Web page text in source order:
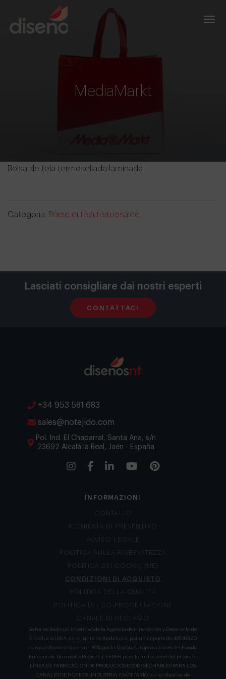
MediaMarkt
Bolsa de tela termosellada laminada
Categoría: Borse di tela termosalde
Lasciati consigliare dai nostri esperti
CONTATTACI
+34 953 581 683
sales@notejido.com
Pol. Ind. El Chaparral, Santa Ana, s/n
23692 Alcalá la Real, Jaén - España
INFORMAZIONI
CONTATTO
RICHIESTA DI PREVENTIVO
AVVISO LEGALE
POLITICA SULLA RISERVATEZZA
POLITICA DEI COOKIE (UE)
CONDIZIONI DI ACQUISTO
POLITICA DELLA QUALITÀ
POLITICA DI ECO-PROGETTAZIONE
CANALE DI RECLAMO
Se ha recibido un incentivo de la Agencia de Innovación y Desarrollo de
Andalucía IDEA, de la Junta de Andalucía, por un importe de 429.393,40
euros, cofinanciado en un 80% por la Unión Europea a través del Fondo
Europeo de Desarrollo Regional, FEDER para la realización del proyecto
LÍNEA DE FABRICACION DE PRODUCTOS ECODESECHABLES PARA LOS
CANALES DE HORECA, INDUSTRIA Y SANITARIO con el objetivo de